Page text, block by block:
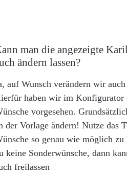
man die angezeigte
ändern lassen?
auf Wunsch verändern wir
haben wir im Konfigurator
vorgesehen.
der Vorlage ändern! Nutze das
so genau wie möglich zu
keine Sonderwünsche, dann
freilassen